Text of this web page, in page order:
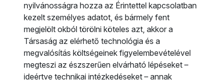
nyilvánosságra hozza az Érintettel kapcsolatban
kezelt személyes adatot, és bármely fent
megjelölt okból törölni köteles azt, akkor a
Társaság az elérhető technológia és a
megvalósítás költségeinek figyelembevételével
megteszi az észszerűen elvárható lépéseket –
ideértve technikai intézkedéseket – annak